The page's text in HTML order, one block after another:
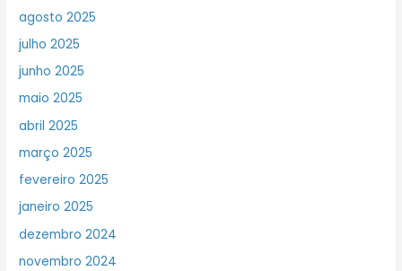
agosto 2025
julho 2025
junho 2025
maio 2025
abril 2025
março 2025
fevereiro 2025
janeiro 2025
dezembro 2024
novembro 2024